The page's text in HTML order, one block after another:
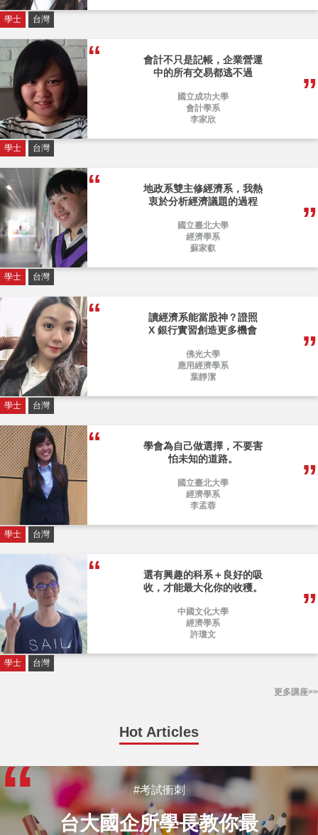
學士 台灣
會計不只是記帳，企業營運
中的所有交易都逃不過
國立成功大學
會計學系
李家欣
學士 台灣
地政系雙主修經濟系，我熱
衷於分析經濟議題的過程
國立臺北大學
經濟學系
蘇家叡
學士 台灣
讀經濟系能當股神？證照
X 銀行實習創造更多機會
佛光大學
應用經濟學系
葉靜潔
學士 台灣
學會為自己做選擇，不要害
怕未知的道路。
國立臺北大學
經濟學系
李孟蓉
學士 台灣
選有興趣的科系＋良好的吸
收，才能最大化你的收穫。
中國文化大學
經濟學系
許瓊文
學士 台灣
更多講座>>
Hot Articles
#考試衝刺
台大國企所學長教你最